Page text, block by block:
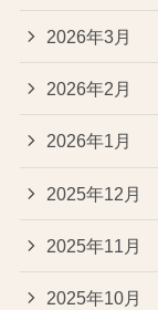
2026年3月
2026年2月
2026年1月
2025年12月
2025年11月
2025年10月